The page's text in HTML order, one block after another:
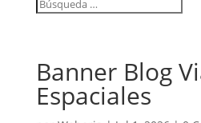
Banner Blog
Espaciales